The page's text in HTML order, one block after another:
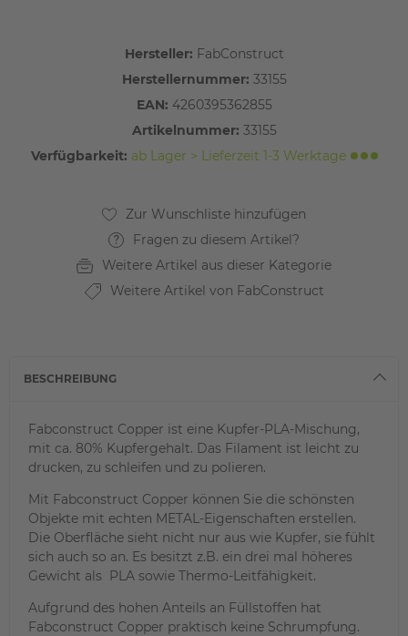
Hersteller: FabConstruct
Herstellernummer: 33155
EAN: 4260395362855
Artikelnummer: 33155
Verfügbarkeit: ab Lager > Lieferzeit 1-3 Werktage
Fragen zu diesem Artikel?
Weitere Artikel aus dieser Kategorie
Weitere Artikel von FabConstruct
BESCHREIBUNG
Fabconstruct Copper ist eine Kupfer-PLA-Mischung,
mit ca. 80% Kupfergehalt. Das Filament ist leicht zu
drucken, zu schleifen und zu polieren.
Mit Fabconstruct Copper können Sie die schönsten
Objekte mit echten METAL-Eigenschaften erstellen.
Die Oberfläche sieht nicht nur aus wie Kupfer, sie fühlt
sich auch so an. Es besitzt z.B. ein drei mal höheres
Gewicht als PLA sowie Thermo-Leitfähigkeit.
Aufgrund des hohen Anteils an Füllstoffen hat
Fabconstruct Copper praktisch keine Schrumpfung.